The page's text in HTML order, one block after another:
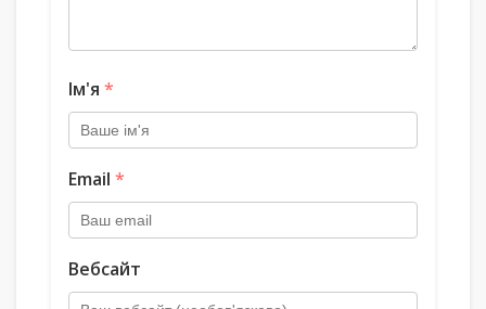
Ім'я *
Email *
Вебсайт